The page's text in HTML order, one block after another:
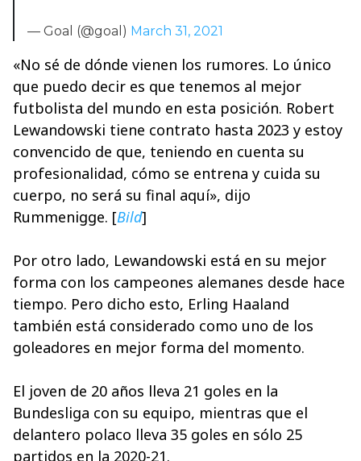
— Goal (@goal) March 31, 2021
«No sé de dónde vienen los rumores. Lo único
que puedo decir es que tenemos al mejor
futbolista del mundo en esta posición. Robert
Lewandowski tiene contrato hasta 2023 y estoy
convencido de que, teniendo en cuenta su
profesionalidad, cómo se entrena y cuida su
cuerpo, no será su final aquí», dijo
Rummenigge. [Bild]
Por otro lado, Lewandowski está en su mejor
forma con los campeones alemanes desde hace
tiempo. Pero dicho esto, Erling Haaland
también está considerado como uno de los
goleadores en mejor forma del momento.
El joven de 20 años lleva 21 goles en la
Bundesliga con su equipo, mientras que el
delantero polaco lleva 35 goles en sólo 25
partidos en la 2020-21.